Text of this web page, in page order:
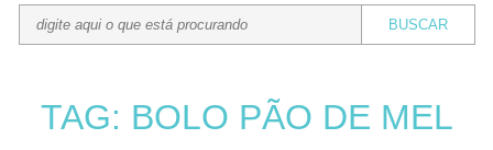
TAG: BOLO PÃO DE MEL